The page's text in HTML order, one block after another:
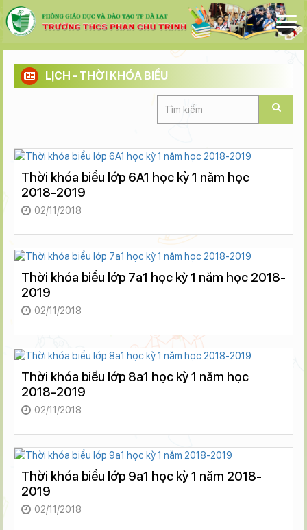
LỊCH - THỜI KHÓA BIỂU
Thời khóa biểu lớp 6A1 học kỳ 1 năm học
2018-2019
02/11/2018
Thời khóa biểu lớp 7a1 học kỳ 1 năm học 2018-
2019
02/11/2018
Thời khóa biểu lớp 8a1 học kỳ 1 năm học
2018-2019
02/11/2018
Thời khóa biểu lớp 9a1 học kỳ 1 năm 2018-
2019
02/11/2018